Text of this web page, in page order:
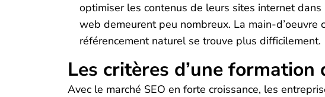
optimiser les contenus de leurs sites internet
web demeurent peu nombreux. La main-
référencement naturel se trouve plus difficilement.
Les critères d’une formation
Avec le marché SEO en forte croissance, les